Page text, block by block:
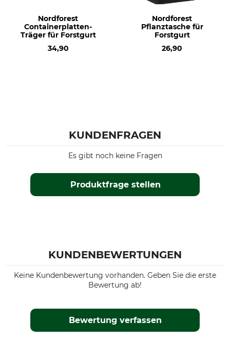
Nordforest
Containerplatten-
Träger für Forstgurt
34,90
Nordforest
Pflanztasche für
Forstgurt
26,90
KUNDENFRAGEN
Produktfrage stellen
Es gibt noch keine Fragen
KUNDENBEWERTUNGEN
Keine Kundenbewertung vorhanden. Geben Sie die erste
Bewertung ab!
Bewertung verfassen